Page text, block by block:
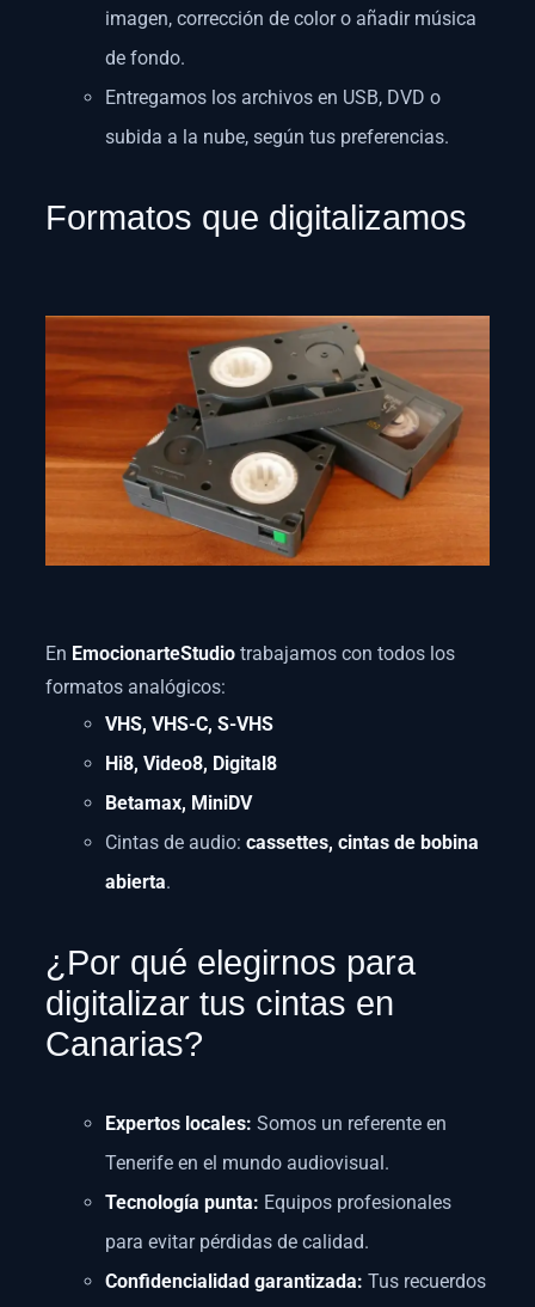
imagen, corrección de color o añadir música
de fondo.
Entregamos los archivos en USB, DVD o
subida a la nube, según tus preferencias.
Formatos que digitalizamos
En EmocionarteStudio trabajamos con todos los
formatos analógicos:
VHS, VHS-C, S-VHS
Hi8, Video8, Digital8
Betamax, MiniDV
Cintas de audio: cassettes, cintas de bobina
abierta.
¿Por qué elegirnos para
digitalizar tus cintas en
Canarias?
Expertos locales: Somos un referente en
Tenerife en el mundo audiovisual.
Tecnología punta: Equipos profesionales
para evitar pérdidas de calidad.
Confidencialidad garantizada: Tus recuerdos